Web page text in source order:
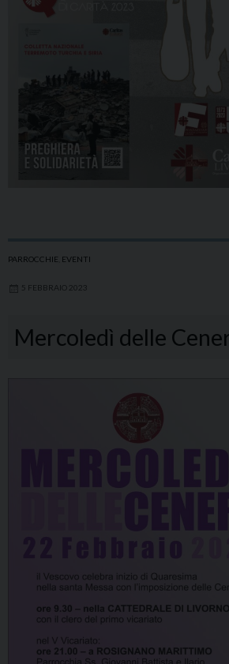
PARROCCHIE EVENTI
5 FEBBRAIO 2023
Mercoledì delle